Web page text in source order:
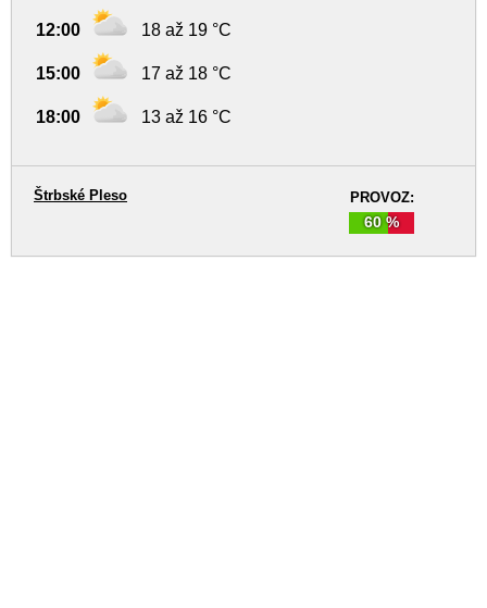
12:00 18 až 19 °C
15:00 17 až 18 °C
18:00 13 až 16 °C
PROVOZ:
60 %
Štrbské Pleso